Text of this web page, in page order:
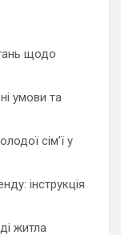
щодо
умови та
сім’ї у
інструкція
житла